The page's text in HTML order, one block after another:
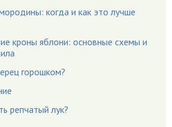
когда и как это лучше
кроны яблони: основные схемы и
горошком?
репчатый лук?